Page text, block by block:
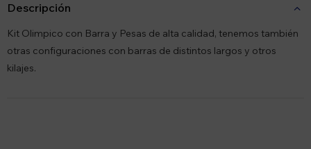
Descripción
Kit Olimpico con Barra y Pesas de alta calidad, tenemos también
otras configuraciones con barras de distintos largos y otros
kilajes.